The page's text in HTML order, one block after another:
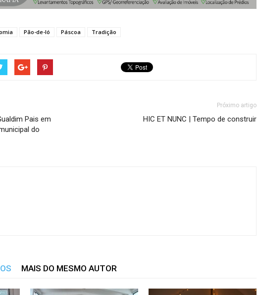
Pão-de-ló Páscoa Tradição
Pais em
do
Próximo artigo
HIC ET NUNC | Tempo de construir
MAIS DO MESMO AUTOR